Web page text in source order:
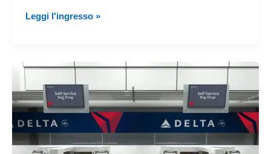
Come
di
volo
24?
Leggi l'ingresso »